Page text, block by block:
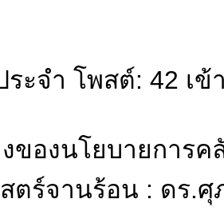
ะจำ โพสต์: 42 เ
ของนโยบายการ
ตร์จานร้อน : ดร.